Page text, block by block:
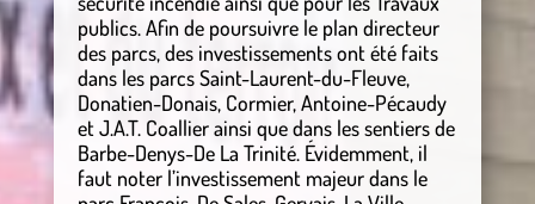
publics. Afin de poursuivre le plan directeur
des parcs, des investissements ont été faits
dans les parcs Saint-Laurent-du-Fleuve,
Donatien-Donais, Cormier, Antoine-Pécaudy
et J.A.T. Coallier ainsi que dans les sentiers de
Barbe-Denys-De La Trinité. Évidemment, il
faut noter l’investissement majeur dans le